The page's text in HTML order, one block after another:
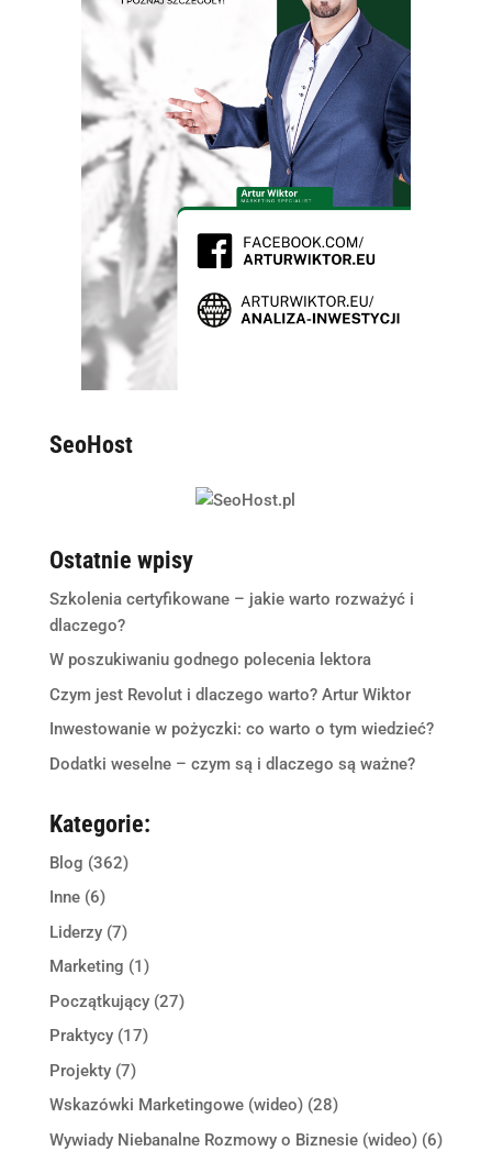
SeoHost
Ostatnie wpisy
Szkolenia certyfikowane – jakie warto rozważyć i
dlaczego?
W poszukiwaniu godnego polecenia lektora
Czym jest Revolut i dlaczego warto? Artur Wiktor
Inwestowanie w pożyczki: co warto o tym wiedzieć?
Dodatki weselne – czym są i dlaczego są ważne?
Kategorie:
Blog (362)
Inne(6)
Liderzy(7)
Marketing (1)
Początkujący(27)
Praktycy(17)
Projekty(7)
Wskazówki Marketingowe (wideo)(28)
Wywiady Niebanalne Rozmowy o Biznesie (wideo)(6)